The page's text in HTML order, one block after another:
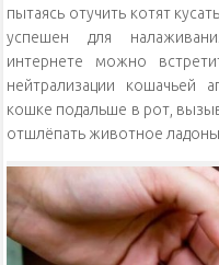
пытаясь отучить котят
успешен для
интернете можно
нейтрализации кошачьей
кошке подальше в рот,
отшлёпать животное